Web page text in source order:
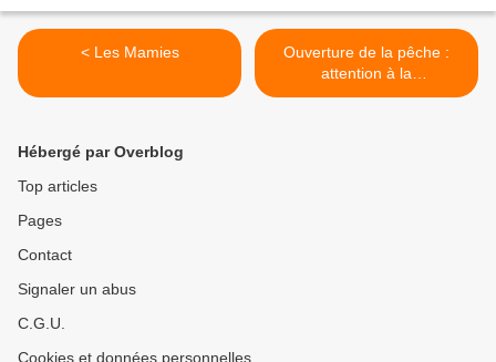
< Les Mamies
Ouverture de la pêche :
attention à la
réglementation >
Hébergé par Overblog
Top articles
Pages
Contact
Signaler un abus
C.G.U.
Cookies et données personnelles